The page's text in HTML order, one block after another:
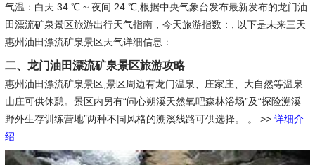
气温：白天 34 ℃ ~ 夜间 24 ℃;根据中央气象台发布最新发布的龙门油
田漂流矿泉景区旅游出行天气指南，今天旅游指数：, 以下是未来三天
惠州油田漂流矿泉景区天气详细信息：
二、龙门油田漂流矿泉景区旅游攻略
惠州油田漂流矿泉景区,景区周边有龙门温泉、庄家庄、大自然等温泉
山庄可供休憩。景区内另有“问心朔溪天然氧吧森林浴场”及“探险溯溪
野外生存训练营地”两种不同风格的溯溪线路可供选择。 。 >> 详细介
绍